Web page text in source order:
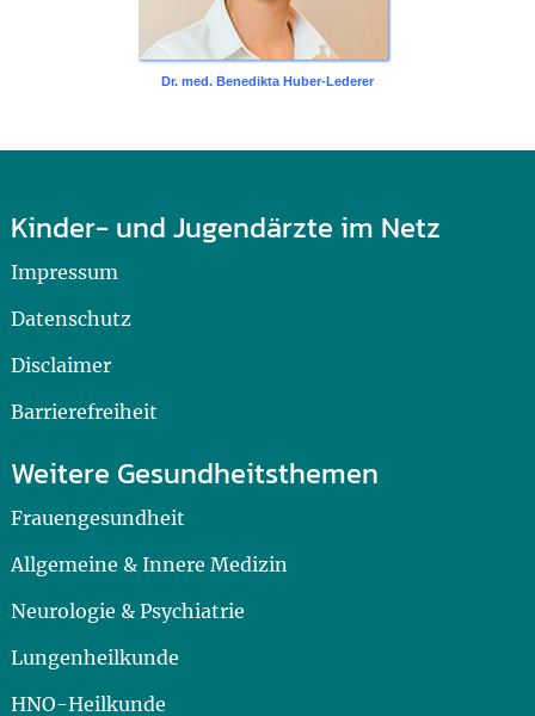
Dr. med. Benedikta Huber-Lederer
Kinder- und Jugendärzte im Netz
Impressum
Datenschutz
Disclaimer
Barrierefreiheit
Weitere Gesundheitsthemen
Frauengesundheit
Allgemeine & Innere Medizin
Neurologie & Psychiatrie
Lungenheilkunde
HNO-Heilkunde